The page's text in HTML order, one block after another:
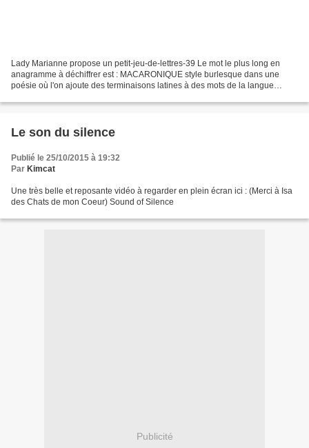
Lady Marianne propose un petit-jeu-de-lettres-39 Le mot le plus long en
anagramme à déchiffrer est : MACARONIQUE style burlesque dans une
poésie où l'on ajoute des terminaisons latines à des mots de la langue
Le son du silence
Publié le 25/10/2015 à 19:32
Par Kimcat
Une très belle et reposante vidéo à regarder en plein écran ici : (Merci à Isa
des Chats de mon Coeur) Sound of Silence
Publicité